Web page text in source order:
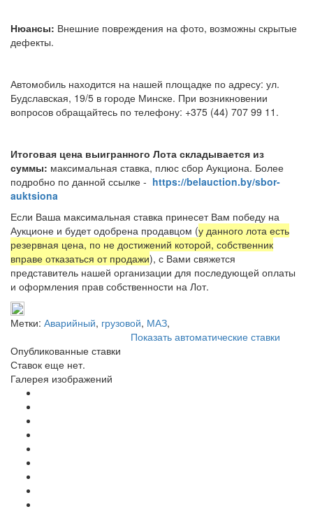
Нюансы: Внешние повреждения на фото, возможны скрытые
дефекты.
Автомобиль находится на нашей площадке по адресу: ул.
Будславская, 19/5 в городе Минске. При возникновении
вопросов обращайтесь по телефону: +375 (44) 707 99 11.
Итоговая цена выигранного Лота складывается из
суммы: максимальная ставка, плюс сбор Аукциона. Более
подробно по данной ссылке - https://belauction.by/sbor-
auktsiona
Если Ваша максимальная ставка принесет Вам победу на
Аукционе и будет одобрена продавцом (у данного лота есть
резервная цена, по не достижений которой, собственник
вправе отказаться от продажи), с Вами свяжется
представитель нашей организации для последующей оплаты
и оформления прав собственности на Лот.
Метки: Аварийный, грузовой, МАЗ,
Показать автоматические ставки
Опубликованные ставки
Ставок еще нет.
Галерея изображений